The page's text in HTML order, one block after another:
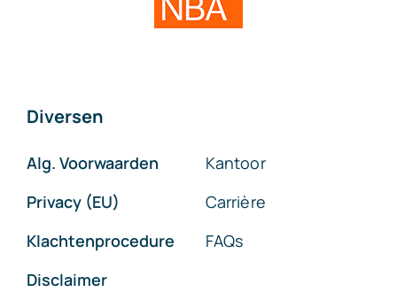
Diversen
Alg. Voorwaarden
Privacy (EU)
Klachtenprocedure
Disclaimer
Kantoor
Carrière
FAQs